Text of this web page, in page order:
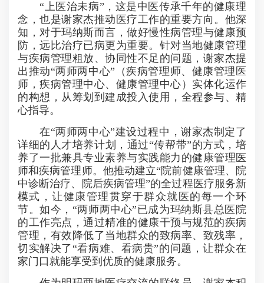
“上医治未病”，这是中医传承千年的健康理
念，也是谢家杰推动医疗工作的重要方向。他深
知，对于玛纳斯而言，做好慢性病管理与健康预
防，远比治疗已病更为重要。针对当地健康管理
与疾病管理粗放、协同性不足的问题，谢家杰提
出推动“两师两中心”（疾病管理师、健康管理医
师，疾病管理中心、健康管理中心）实体化运作
的构想，从筹划到建成投入使用，全程参与、精
心指导。
在“两师两中心”建设过程中，谢家杰制定了
详细的人才培养计划，通过“传帮带”的方式，培
养了一批兼具专业素养与实践能力的健康管理医
师和疾病管理师。他推动建立“院前健康管理、院
中诊断治疗、院后疾病管理”的全过程医疗服务新
模式，让健康管理贯穿于群众就医的每一个环
节。如今，“两师两中心”已成为玛纳斯县总医院
的工作亮点，通过精准的健康干预与规范的疾病
管理，有效降低了当地群众的致病率、致残率，
切实解决了“看病难、看病贵”的问题，让群众在
家门口就能享受到优质的健康服务。